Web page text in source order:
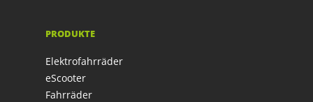
PRODUKTE
Elektrofahrräder
eScooter
Fahrräder